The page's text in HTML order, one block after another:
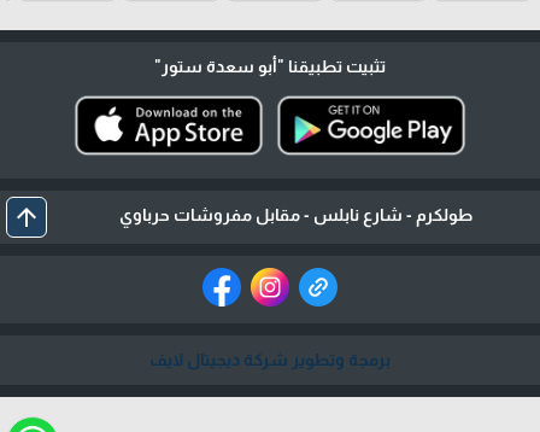
تثبيت تطبيقنا "أبو سعدة ستور"
طولكرم - شارع نابلس - مقابل مفروشات حرباوي arrow_upward
برمجة وتطوير شركة ديجيتال لايف